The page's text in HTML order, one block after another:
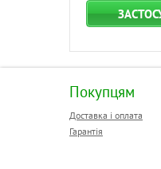
Покупцям
Доставка і оплата
Гарантія